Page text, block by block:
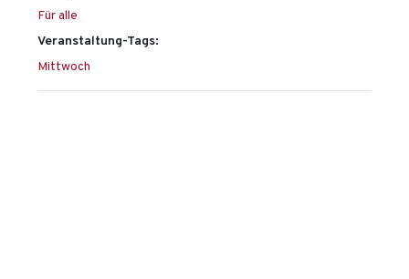
Für alle
Veranstaltung-Tags:
Mittwoch